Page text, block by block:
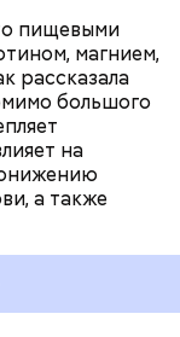
пищевыми
магнием,
рассказала
большого
на
а также